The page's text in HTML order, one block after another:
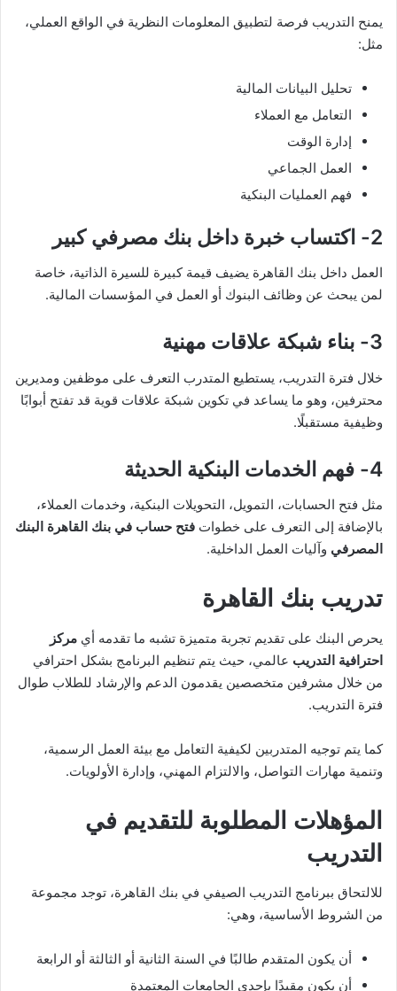
يمنح التدريب فرصة لتطبيق المعلومات النظرية في الواقع العملي،
مثل:
تحليل البيانات المالية
التعامل مع العملاء
إدارة الوقت
العمل الجماعي
فهم العمليات البنكية
2- اكتساب خبرة داخل بنك مصرفي كبير
العمل داخل بنك القاهرة يضيف قيمة كبيرة للسيرة الذاتية، خاصة
لمن يبحث عن وظائف البنوك أو العمل في المؤسسات المالية.
3- بناء شبكة علاقات مهنية
خلال فترة التدريب، يستطيع المتدرب التعرف على موظفين ومديرين
محترفين، وهو ما يساعد في تكوين شبكة علاقات قوية قد تفتح أبوابًا
وظيفية مستقبلًا.
4- فهم الخدمات البنكية الحديثة
مثل فتح الحسابات، التمويل، التحويلات البنكية، وخدمات العملاء،
بالإضافة إلى التعرف على خطوات فتح حساب في بنك القاهرة البنك
المصرفي وآليات العمل الداخلية.
تدريب بنك القاهرة
يحرص البنك على تقديم تجربة متميزة تشبه ما تقدمه أي مركز
احترافية التدريب عالمي، حيث يتم تنظيم البرنامج بشكل احترافي
من خلال مشرفين متخصصين يقدمون الدعم والإرشاد للطلاب طوال
فترة التدريب.
كما يتم توجيه المتدربين لكيفية التعامل مع بيئة العمل الرسمية،
وتنمية مهارات التواصل، والالتزام المهني، وإدارة الأولويات.
المؤهلات المطلوبة للتقديم في
التدريب
للالتحاق ببرنامج التدريب الصيفي في بنك القاهرة، توجد مجموعة
من الشروط الأساسية، وهي:
أن يكون المتقدم طالبًا في السنة الثانية أو الثالثة أو الرابعة
أن يكون مقيدًا بإحدى الجامعات المعتمدة